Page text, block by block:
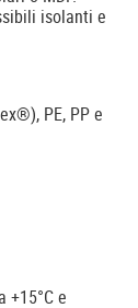
isolanti e
PE, PP e
+15°C e